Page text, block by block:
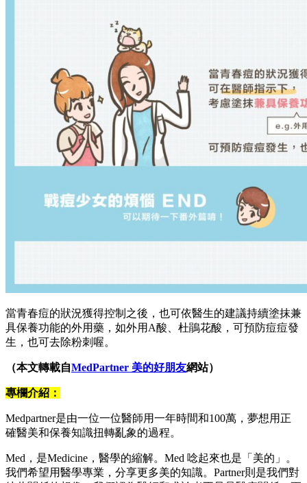
當青春痘的狀況獲得控制之後，也可依醫生的建議持續塗抹兼
具保養功能的外用藥，如外用A酸、杜鵑花酸，可預防痘痘發
生，也可去除粉刺喔。
（本文轉載自MedPartner 美的好朋友網站）
專欄介紹：
Medpartner是由一位一位醫師用一年時間和100萬，夢想用正
確醫美和保養知識扭轉亂象的過程。
Med，是Medicine，醫學的縮解。Med 唸起來也是「美的」。
我們希望用醫學專業，分享更多美的知識。Partner則是我們對